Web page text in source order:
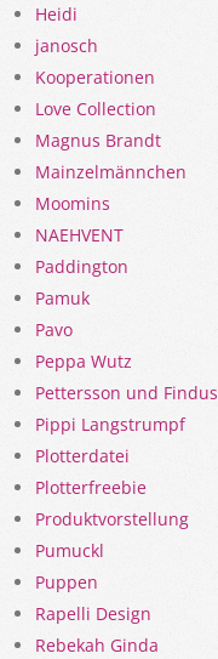
Heidi
janosch
Kooperationen
Love Collection
Magnus Brandt
Mainzelmännchen
Moomins
NAEHVENT
Paddington
Pamuk
Pavo
Peppa Wutz
Pettersson und Findus
Pippi Langstrumpf
Plotterdatei
Plotterfreebie
Produktvorstellung
Pumuckl
Puppen
Rapelli Design
Rebekah Ginda